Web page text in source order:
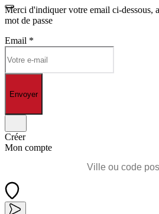
Merci d'indiquer votre email ci-dessous,
mot de passe
Email *
Envoyer
Créer
Mon compte